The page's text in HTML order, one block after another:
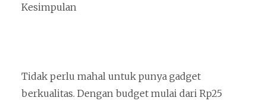
Kesimpulan
Tidak perlu mahal untuk punya gadget
berkualitas. Dengan budget mulai dari Rp25